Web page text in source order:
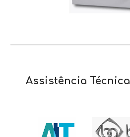
Assistência Técnica